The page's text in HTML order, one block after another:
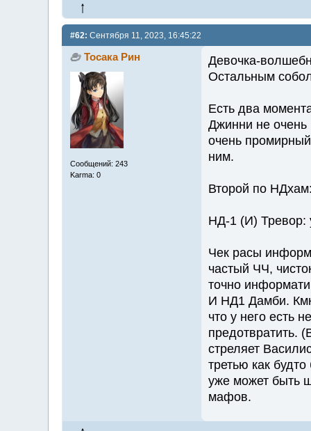
#62: Сентября 11, 2023, 16:45:22
Тосака Рин
Сообщений: 243
Karma: 0
Девочка-
Остальным
Есть два
Джинни не очень
очень
ним.
Второй по
НД-1 (И) Тревор:
Чек расы
частый ЧЧ,
точно
И НД1 Дамби.
что у него есть
предотвратить.
стреляет
третью как
уже может быть
мафов.